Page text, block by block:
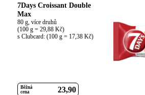
7Days Croissant Double
Max
80 g, více druhů
(100 g = 29,88 Kč)
s Clubcard: (100 g = 17,38 Kč)
Běžná
cena
23 90